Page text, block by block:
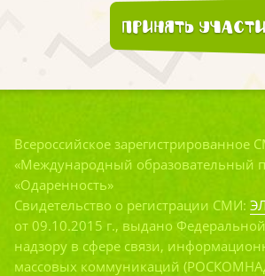
Принять
Всероссийское зарегистрированное
«Международный образовательный
«Одаренность»
Свидетельство о регистрации СМИ:
от 09.10.2015 г., выдано
надзору в сфере связи,
массовых коммуникаций